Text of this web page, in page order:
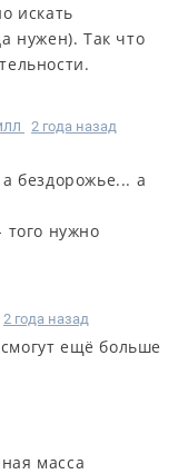
искать
нужен). Так что
2 года назад
бездорожье... а
того нужно
2 года назад
ещё больше
масса